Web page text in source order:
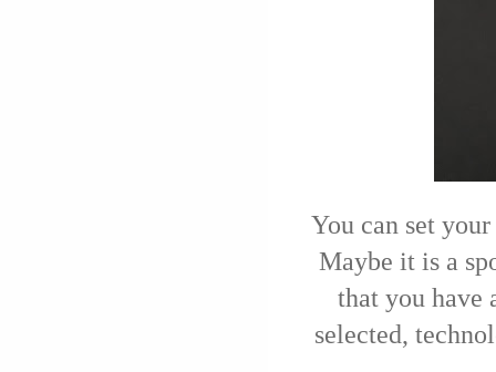
You can set
Maybe it is a
that you have
selected,